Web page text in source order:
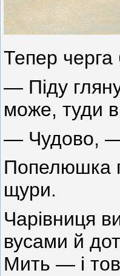
Тепер черга
— Піду
може, туди
— Чудово, —
Попелюшка
щури.
Чарівниця
вусами й
Мить — і